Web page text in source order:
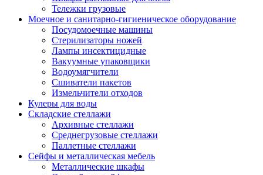
Тележки грузовые
Моечное и санитарно-гигиеническое оборудование
Посудомоечные машины
Стерилизаторы ножей
Лампы инсектицидные
Вакуумные упаковщики
Водоумягчители
Сшиватели пакетов
Измельчители отходов
Кулеры для воды
Складские стеллажи
Архивные стеллажи
Среднегрузовые стеллажи
Паллетные стеллажи
Сейфы и металлическая мебель
Металлические шкафы